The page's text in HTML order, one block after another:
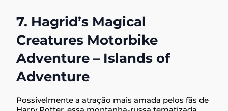
7. Hagrid’s Magical
Creatures Motorbike
Adventure – Islands of
Adventure
Possivelmente a atração mais amada pelos fãs de